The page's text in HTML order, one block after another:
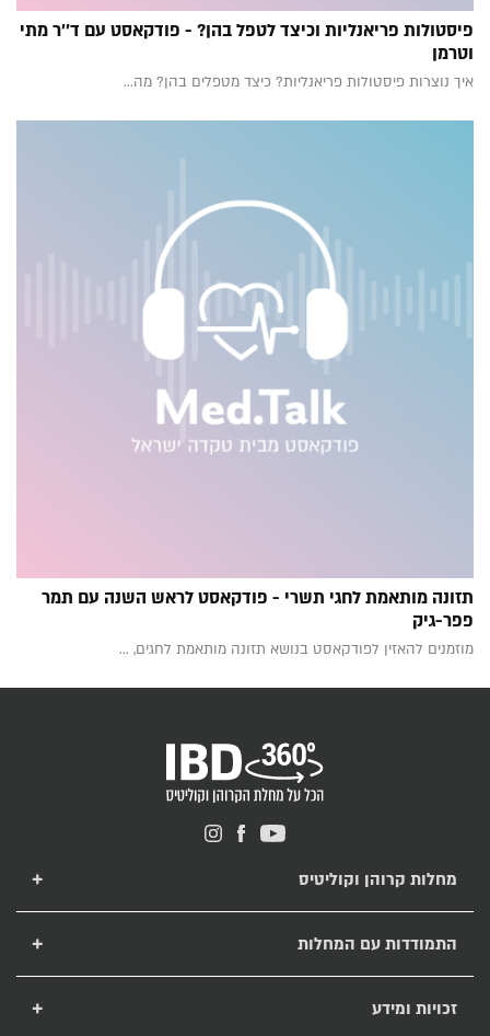
פיסטולות פריאנליות וכיצד לטפל בהן? - פודקאסט עם ד''ר מתי
וטרמן
איך נוצרות פיסטולות פריאנליות? כיצד מטפלים בהן? מה...
תזונה מותאמת לחגי תשרי - פודקאסט לראש השנה עם תמר
פפר-גיק
מוזמנים להאזין לפודקאסט בנושא תזונה מותאמת לחגים, ...
מחלות קרוהן וקוליטיס
מחלת קרוהן
מחלת קוליטיס כיבית
התמודדות עם המחלות
תזונה לחולי קרוהן וקוליטיס
רפואה משלימה ומחלות מעי דלקתיות
זכויות ומידע